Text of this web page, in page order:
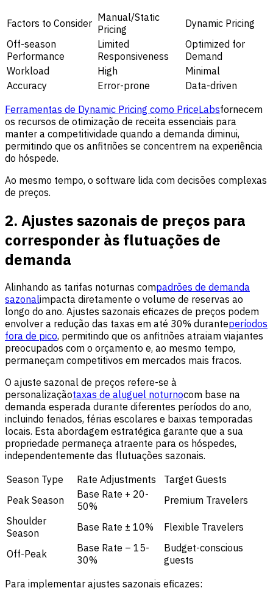
Factors to Consider Manual/Static
Pricing
Dynamic Pricing
Off-season
Performance
Limited
Responsiveness
Optimized for
Demand
Workload
High
Minimal
Accuracy
Error-prone
Data-driven
Ferramentas de Dynamic Pricing como PriceLabsfornecem
os recursos de otimização de receita essenciais para
manter a competitividade quando a demanda diminui,
permitindo que os anfitriões se concentrem na experiência
do hóspede.
Ao mesmo tempo, o software lida com decisões complexas
de preços.
2. Ajustes sazonais de preços para
corresponder às flutuações de
demanda
Alinhando as tarifas noturnas compadrões de demanda
sazonalimpacta diretamente o volume de reservas ao
longo do ano. Ajustes sazonais eficazes de preços podem
envolver a redução das taxas em até 30% duranteperíodos
fora de pico, permitindo que os anfitriões atraiam viajantes
preocupados com o orçamento e, ao mesmo tempo,
permaneçam competitivos em mercados mais fracos.
O ajuste sazonal de preços refere-se à
personalizaçãotaxas de aluguel noturnocom base na
demanda esperada durante diferentes períodos do ano,
incluindo feriados, férias escolares e baixas temporadas
locais. Esta abordagem estratégica garante que a sua
propriedade permaneça atraente para os hóspedes,
independentemente das flutuações sazonais.
Season Type
Rate Adjustments
Target Guests
Peak Season
Base Rate + 20-
50%
Premium Travelers
Shoulder
Season
Base Rate ± 10% Flexible Travelers
Off-Peak
Base Rate – 15-
30%
Budget-conscious
guests
Para implementar ajustes sazonais eficazes: